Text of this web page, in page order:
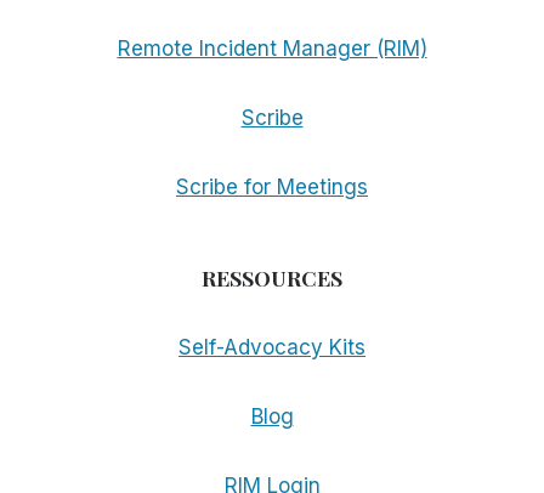
Remote Incident Manager (RIM)
Scribe
Scribe for Meetings
RESSOURCES
Self-Advocacy Kits
Blog
RIM Login